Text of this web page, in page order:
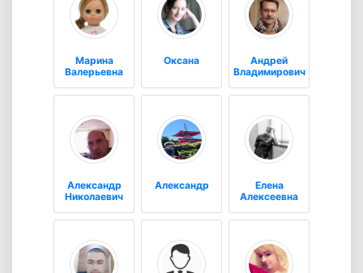
Марина
Валерьевна
Оксана
Андрей
Владимирович
Александр
Николаевич
Александр
Елена
Алексеевна